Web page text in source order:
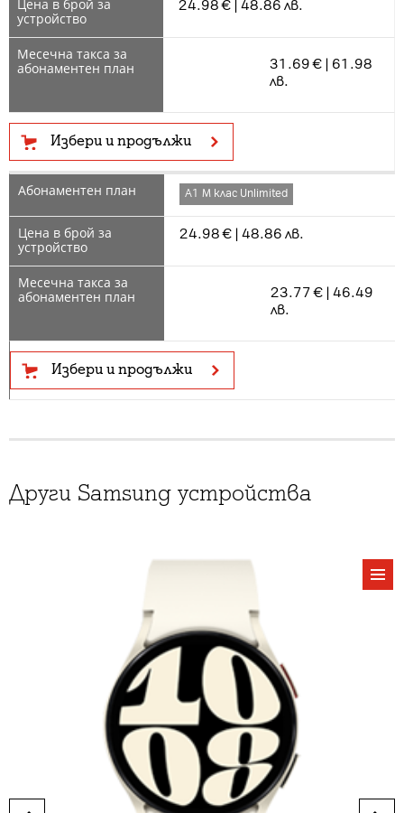
24.98 € | 48.86 лв.
31.69 € | 61.98
лв.
Избери и продължи
А1 М клас Unlimited
24.98 € | 48.86 лв.
23.77 € | 46.49
лв.
Избери и продължи
Други Samsung устройства